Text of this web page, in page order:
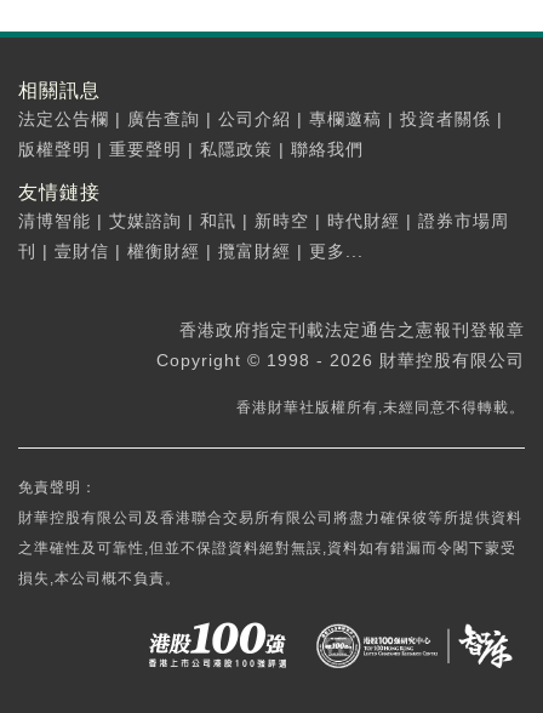
相關訊息
法定公告欄 | 廣告查詢 | 公司介紹 | 專欄邀稿 | 投資者關係 |
版權聲明 | 重要聲明 | 私隱政策 | 聯絡我們
友情鏈接
清博智能 | 艾媒諮詢 | 和訊 | 新時空 | 時代財經 | 證券市場周
刊
| 壹財信 | 權衡財經 | 攬富財經 | 更多...
香港政府指定刊載法定通告之憲報刊登報章
Copyright © 1998 - 2026 財華控股有限公司
香港財華社版權所有,未經同意不得轉載。
免責聲明：
財華控股有限公司及香港聯合交易所有限公司將盡力確保彼等所提供資料
之準確性及可靠性,但並不保證資料絕對無誤,資料如有錯漏而令閣下蒙受
損失,本公司概不負責。